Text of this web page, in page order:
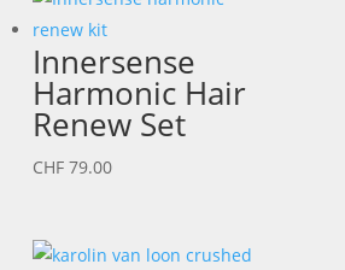
Innersense
Harmonic Hair
Renew Set
CHF 79.00